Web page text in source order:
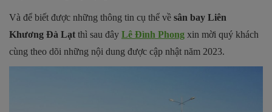
Và để biết được những thông tin cụ thể về sân bay Liên
Khương Đà Lạt thì sau đây Lê Đình Phong xin mời quý khách
cùng theo dõi những nội dung được cập nhật năm 2023.